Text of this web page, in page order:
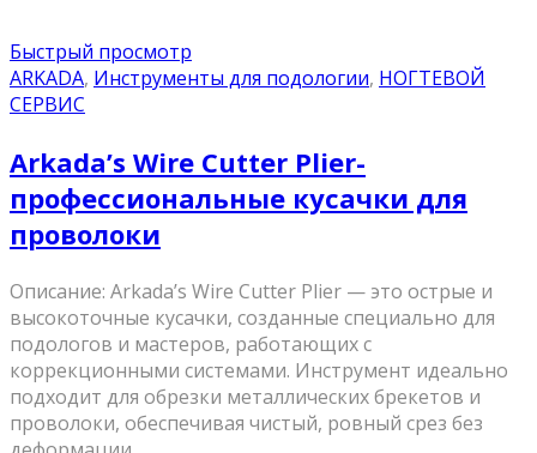
Быстрый просмотр
ARKADA, Инструменты для подологии, НОГТЕВОЙ
СЕРВИС
Arkada’s Wire Cutter Plier-
профессиональные кусачки для
проволоки
Описание: Arkada’s Wire Cutter Plier — это острые и
высокоточные кусачки, созданные специально для
подологов и мастеров, работающих с
коррекционными системами. Инструмент идеально
подходит для обрезки металлических брекетов и
проволоки, обеспечивая чистый, ровный срез без